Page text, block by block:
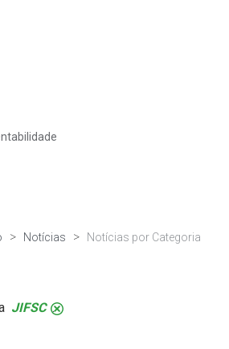
Notícias Notícias por Categoria
JIFSC .